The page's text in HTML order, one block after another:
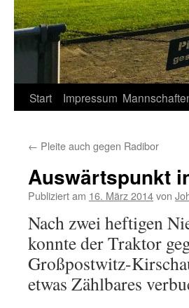
Springe
Inhalt
Start Impressum
← Pleite auch gegen Radibor
Auswärtspunkt
Publiziert am 16. März 2014von
Nach zwei heftigen
konnte der Traktor
Großpostwitz-
etwas Zählbares